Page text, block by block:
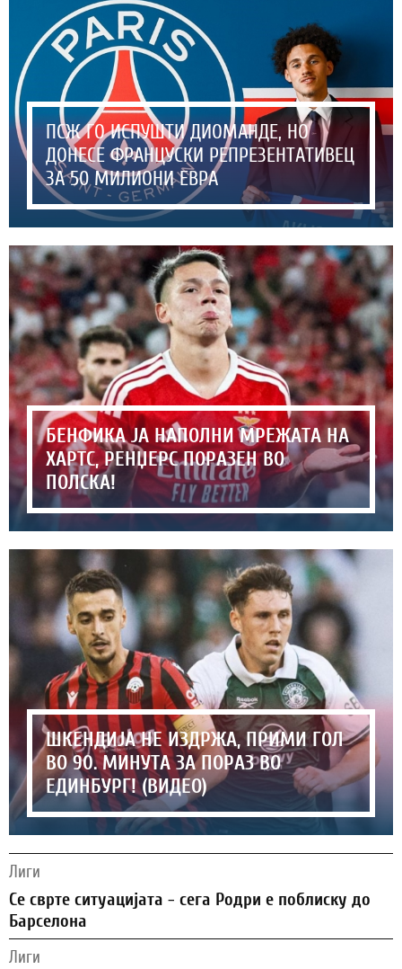
ПСЖ ГО ИСПУШТИ ДИОМАНДЕ, НО
ДОНЕСЕ ФРАНЦУСКИ РЕПРЕЗЕНТАТИВЕЦ
ЗА 50 МИЛИОНИ ЕВРА
БЕНФИКА ЈА НАПОЛНИ МРЕЖАТА НА
ХАРТС, РЕНЏЕРС ПОРАЗЕН ВО
ПОЛСКА!
ШКЕНДИЈА НЕ ИЗДРЖА, ПРИМИ ГОЛ
ВО 90. МИНУТА ЗА ПОРАЗ ВО
ЕДИНБУРГ! (ВИДЕО)
Лиги
Се сврте ситуацијата - сега Родри е поблиску до
Барселона
Лиги